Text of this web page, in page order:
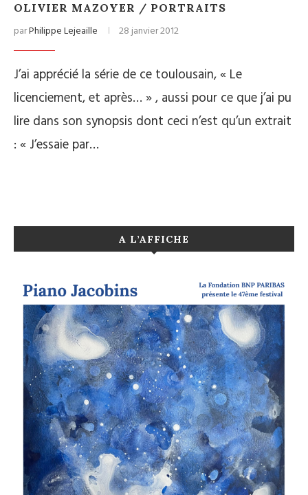
OLIVIER MAZOYER / PORTRAITS
parPhilippe Lejeaille 28 janvier 2012
J’ai apprécié la série de ce toulousain, « Le
licenciement, et après… » , aussi pour ce que j’ai pu
lire dans son synopsis dont ceci n’est qu’un extrait
: « J’essaie par…
A L’AFFICHE